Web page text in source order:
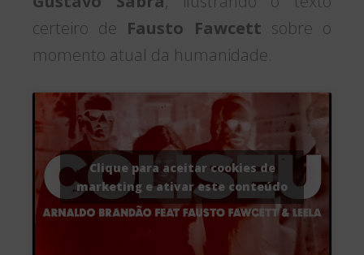
certeiro de Fausto Fawcett sobre o
momento atual da humanidade.
Clique para aceitar cookies de
marketing e ativar este conteúdo